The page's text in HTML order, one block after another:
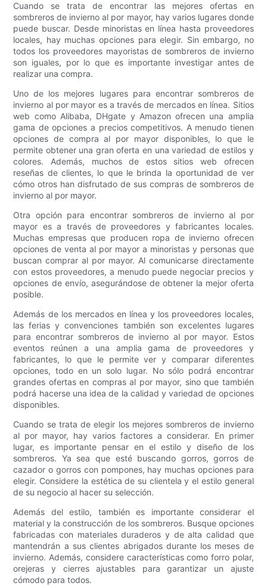
Cuando se trata de encontrar las mejores ofertas en
sombreros de invierno al por mayor, hay varios lugares donde
puede buscar. Desde minoristas en línea hasta proveedores
locales, hay muchas opciones para elegir. Sin embargo, no
todos los proveedores mayoristas de sombreros de invierno
son iguales, por lo que es importante investigar antes de
realizar una compra.
Uno de los mejores lugares para encontrar sombreros de
invierno al por mayor es a través de mercados en línea. Sitios
web como Alibaba, DHgate y Amazon ofrecen una amplia
gama de opciones a precios competitivos. A menudo tienen
opciones de compra al por mayor disponibles, lo que le
permite obtener una gran oferta en una variedad de estilos y
colores. Además, muchos de estos sitios web ofrecen
reseñas de clientes, lo que le brinda la oportunidad de ver
cómo otros han disfrutado de sus compras de sombreros de
invierno al por mayor.
Otra opción para encontrar sombreros de invierno al por
mayor es a través de proveedores y fabricantes locales.
Muchas empresas que producen ropa de invierno ofrecen
opciones de venta al por mayor a minoristas y personas que
buscan comprar al por mayor. Al comunicarse directamente
con estos proveedores, a menudo puede negociar precios y
opciones de envío, asegurándose de obtener la mejor oferta
posible.
Además de los mercados en línea y los proveedores locales,
las ferias y convenciones también son excelentes lugares
para encontrar sombreros de invierno al por mayor. Estos
eventos reúnen a una amplia gama de proveedores y
fabricantes, lo que le permite ver y comparar diferentes
opciones, todo en un solo lugar. No sólo podrá encontrar
grandes ofertas en compras al por mayor, sino que también
podrá hacerse una idea de la calidad y variedad de opciones
disponibles.
Cuando se trata de elegir los mejores sombreros de invierno
al por mayor, hay varios factores a considerar. En primer
lugar, es importante pensar en el estilo y diseño de los
sombreros. Ya sea que esté buscando gorros, gorros de
cazador o gorros con pompones, hay muchas opciones para
elegir. Considere la estética de su clientela y el estilo general
de su negocio al hacer su selección.
Además del estilo, también es importante considerar el
material y la construcción de los sombreros. Busque opciones
fabricadas con materiales duraderos y de alta calidad que
mantendrán a sus clientes abrigados durante los meses de
invierno. Además, considere características como forro polar,
orejeras y cierres ajustables para garantizar un ajuste
cómodo para todos.